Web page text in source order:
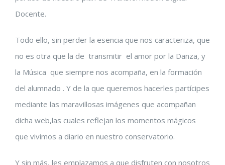
Docente.
Todo ello, sin perder la esencia que nos caracteriza, que
no es otra que la de transmitir el amor por la Danza, y
la Música que siempre nos acompaña, en la formación
del alumnado . Y de la que queremos hacerles partícipes
mediante las maravillosas imágenes que acompañan
dicha web,las cuales reflejan los momentos mágicos
que vivimos a diario en nuestro conservatorio.
Y sin más, les emplazamos a que disfruten con nosotros